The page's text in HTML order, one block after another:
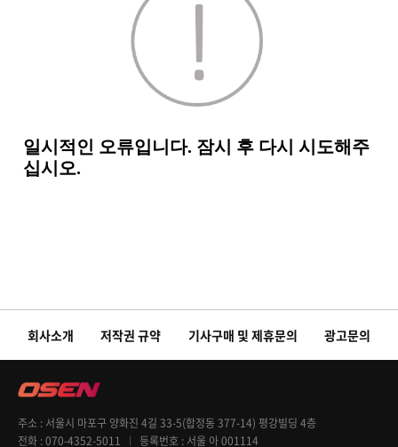
회사소개 저작권 규약 기사구매 및 제휴문의 광고문의
주소
서울시 마포구 양화진 4길 33-5(합정동 377-14) 평강빌딩 4층
전화 070-4352-5011 등록번호 서울 아 001114